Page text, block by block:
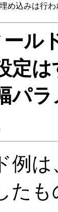
め込みは行わ
ル
定
パ
例
たも